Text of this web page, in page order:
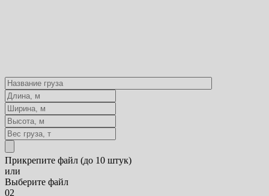
Прикрепите файл (до 10 штук)
или
Выберите файл
02